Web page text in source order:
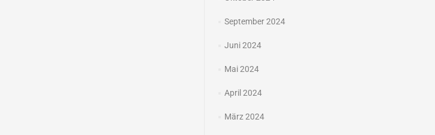
September 2024
Juni 2024
Mai 2024
April 2024
März 2024